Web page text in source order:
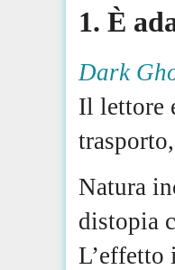
1. È
Dark
Il lettore
Natura
distopia
L’effetto